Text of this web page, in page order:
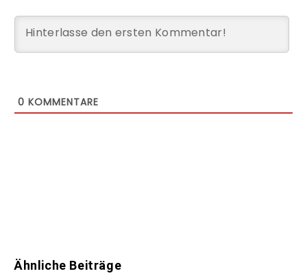
0 KOMMENTARE
Ähnliche Beiträge